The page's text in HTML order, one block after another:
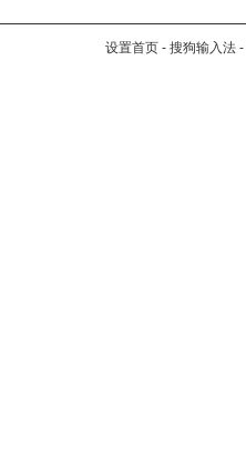
设置首页 - 搜狗输入法 -